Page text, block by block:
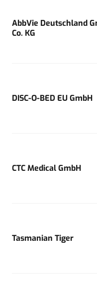
AbbVie Deutschland
Co. KG
DISC-O-BED EU GmbH
CTC Medical GmbH
Tasmanian Tiger